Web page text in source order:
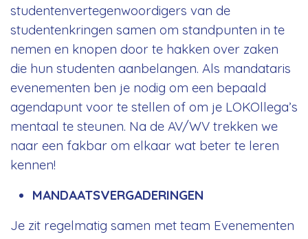
studentenvertegenwoordigers van de
studentenkringen samen om standpunten in te
nemen en knopen door te hakken over zaken
die hun studenten aanbelangen. Als mandataris
evenementen ben je nodig om een bepaald
agendapunt voor te stellen of om je LOKOllega’s
mentaal te steunen. Na de AV/WV trekken we
naar een fakbar om elkaar wat beter te leren
kennen!
MANDAATSVERGADERINGEN
Je zit regelmatig samen met team Evenementen